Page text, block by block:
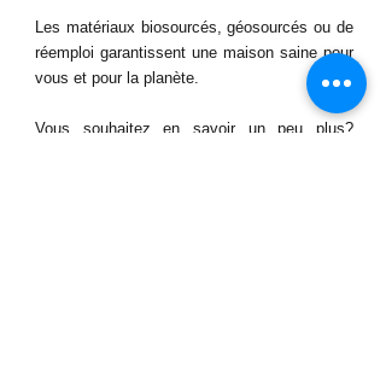
Les matériaux biosourcés, géosourcés ou de
réemploi garantissent une maison saine pour
vous et pour la planète.
Vous souhaitez en savoir un peu plus?